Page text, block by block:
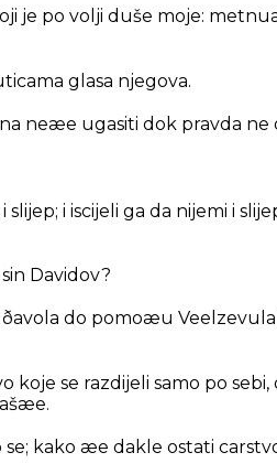
je po volji duše moje:
glasa njegova.
neæe ugasiti dok pravda ne
i iscijeli ga da nijemi i
Davidov?
do pomoæu
koje se razdijeli samo po
se; kako æe dakle ostati